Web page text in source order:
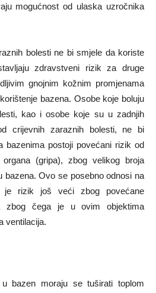
mogućnost od ulaska uzročnika
bolesti ne bi smjele da koriste
zdravstveni rizik za druge
gnojnim kožnim promjenama
bazena. Osobe koje boluju
kao i osobe koje su u zadnjih
crijevnih zaraznih bolesti, ne bi
bazenima postoji povećani rizik od
(gripa), zbog velikog broja
bazena. Ovo se posebno odnosi na
je rizik još veći zbog povećane
zbog čega je u ovim objektima
ventilacija.
bazen moraju se tuširati toplom